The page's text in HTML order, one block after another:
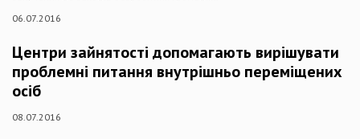
06.07.2016
Центри зайнятості допомагають вирішувати
проблемні питання внутрішньо переміщених
осіб
08.07.2016